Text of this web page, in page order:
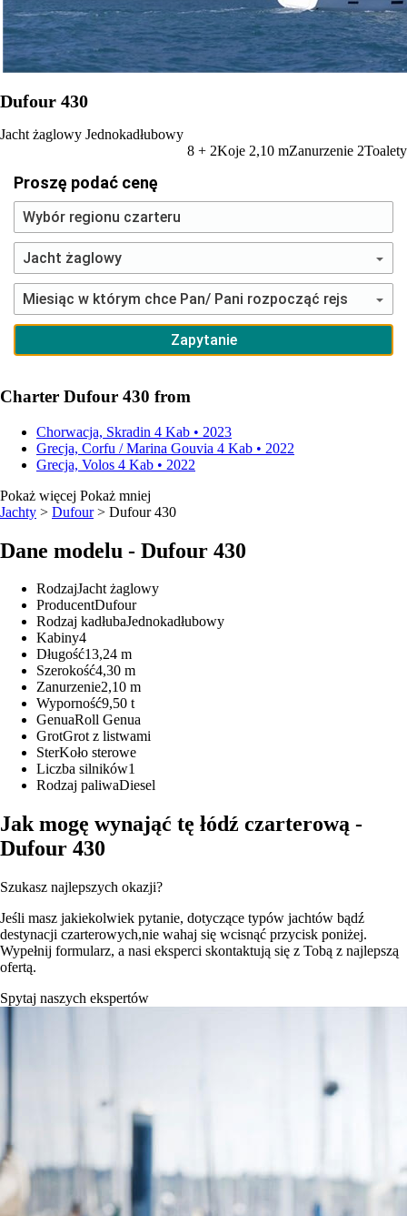
Dufour 430
Jacht żaglowy Jednokadłubowy
8 + 2Koje 2,10 mZanurzenie 2Toalety
Proszę podać cenę
Charter Dufour 430 from
Chorwacja, Skradin 4 Kab • 2023
Grecja, Corfu / Marina Gouvia 4 Kab • 2022
Grecja, Volos 4 Kab • 2022
Pokaż więcej Pokaż mniej
Jachty > Dufour> Dufour 430
Dane modelu - Dufour 430
RodzajJacht żaglowy
ProducentDufour
Rodzaj kadłubaJednokadłubowy
Kabiny4
Długość13,24 m
Szerokość4,30 m
Zanurzenie2,10 m
Wyporność9,50 t
GenuaRoll Genua
GrotGrot z listwami
SterKoło sterowe
Liczba silników1
Rodzaj paliwaDiesel
Jak mogę wynająć tę łódź czarterową -
Dufour 430
Szukasz najlepszych okazji?
Jeśli masz jakiekolwiek pytanie, dotyczące typów jachtów bądź
destynacji czarterowych,nie wahaj się wcisnąć przycisk poniżej.
Wypełnij formularz, a nasi eksperci skontaktują się z Tobą z najlepszą
ofertą.
Spytaj naszych ekspertów